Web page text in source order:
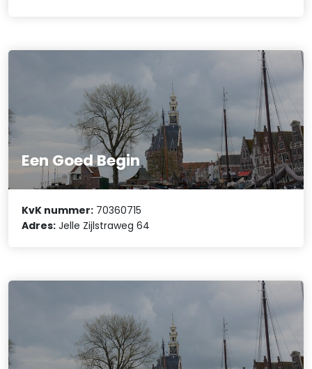
Een Goed Begin
KvK nummer: 70360715
Adres: Jelle Zijlstraweg 64